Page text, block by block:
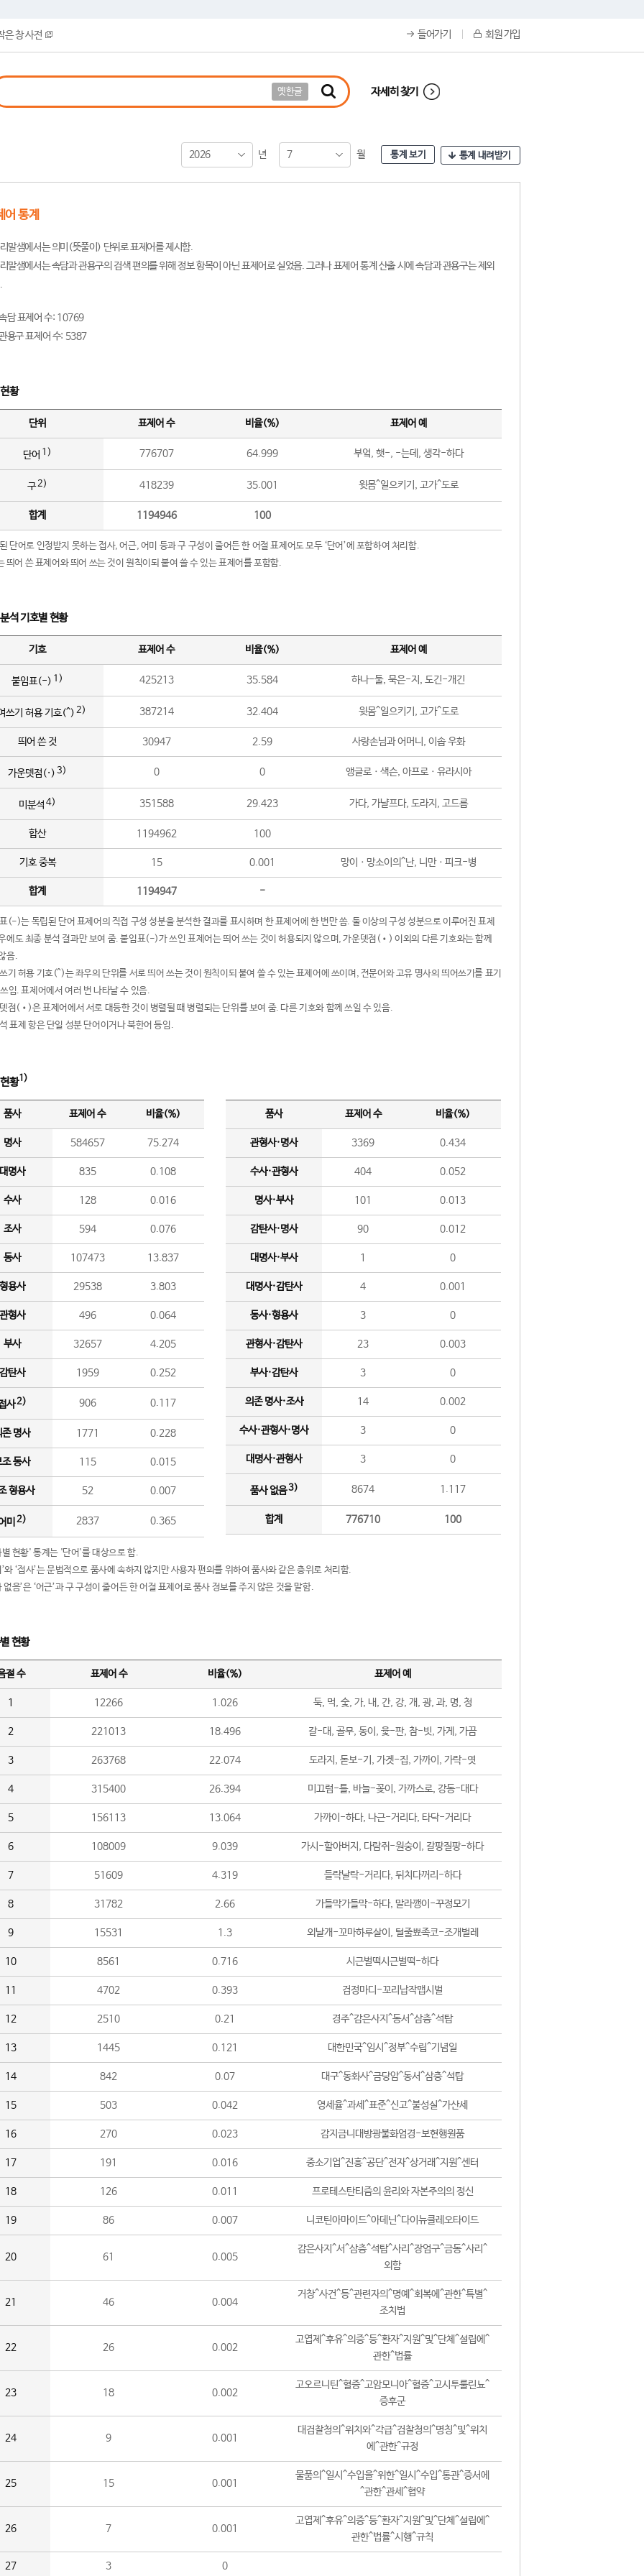
은 창 사전 들어가기 회원 가입
옛한글 자세히 찾기
2026 년 7 월 통계 보기 통계 내려받기
어 통계
말샘에서는 의미(뜻풀이) 단위로 표제어를 제시함.
말샘에서는 속담과 관용구의 검색 편의를 위해 정보 항목이 아닌 표제어로 실었음. 그러나 표제어 통계 산출 시에 속담과 관용구는 제외
담 표제어 수: 10769
용구 표제어 수: 5387
황
단위 표제어 수 비율(%) 표제어 예
단어 1) 776707 64.999 부엌, 햇-, -는데, 생각-하다
구2) 418239 35.001 윗몸^일으키기, 고가^도로
합계 1194946 100
단어로 인정받지 못하는 접사, 어근, 어미 등과 구 구성이 줄어든 한 어절 표제어도 모두 ‘단어’에 포함하여 처리함.
띄어 쓴 표제어와 띄어 쓰는 것이 원칙이되 붙여 쓸 수 있는 표제어를 포함함.
석 기호별 현황
기호 표제어 수 비율(%) 표제어 예
붙임표(-) 1) 425213 35.584 하나-둘, 묵은-지, 도긴-개긴
쓰기 허용 기호(^) 2) 387214 32.404 윗몸^일으키기, 고가^도로
띄어 쓴 것 30947 2.59 사랑손님과 어머니, 이솝 우화
가운뎃점(·) 3) 0 0 앵글로ㆍ색슨, 아프로ㆍ유라시아
미분석 4) 351588 29.423 가다, 가냘프다, 도라지, 고드름
합산 1194962 100
기호 중복 15 0.001 망이ㆍ망소이의^난, 니만ㆍ피크-병
합계 1194947 -
(-)는 독립된 단어 표제어의 직접 구성 성분을 분석한 결과를 표시하며 한 표제어에 한 번만 씀. 둘 이상의 구성 성분으로 이루어진 표제
에도 최종 분석 결과만 보여 줌. 붙임표(-)가 쓰인 표제어는 띄어 쓰는 것이 허용되지 않으며, 가운뎃점(•) 이외의 다른 기호와는 함께
음.
기 허용 기호(^)는 좌우의 단위를 서로 띄어 쓰는 것이 원칙이되 붙여 쓸 수 있는 표제어에 쓰이며, 전문어와 고유 명사의 띄어쓰기를 표기
임. 표제어에서 여러 번 나타날 수 있음.
점(•)은 표제어에서 서로 대등한 것이 병렬될 때 병렬되는 단위를 보여 줌. 다른 기호와 함께 쓰일 수 있음.
표제 항은 단일 성분 단어이거나 북한어 등임.
황1)
품사 표제어 수 비율(%)
명사 584657 75.274
명사 835 0.108
수사 128 0.016
조사 594 0.076
동사 107473 13.837
용사 29538 3.803
형사 496 0.064
부사 32657 4.205
탄사 1959 0.252
사2) 906 0.117
존 명사 1771 0.228
조 동사 115 0.015
형용사 52 0.007
미 2) 2837 0.365
품사 표제어 수 비율(%)
관형사·명사 3369 0.434
수사·관형사 404 0.052
명사·부사 101 0.013
감탄사·명사 90 0.012
대명사·부사 1 0
대명사·감탄사 4 0.001
동사·형용사 3 0
관형사·감탄사 23 0.003
부사·감탄사 3 0
의존 명사·조사 14 0.002
수사·관형사·명사 3 0
대명사·관형사 3 0
품사 없음3) 8674 1.117
합계 776710 100
현황' 통계는 '단어'를 대상으로 함.
와 ‘접사’는 문법적으로 품사에 속하지 않지만 사용자 편의를 위하여 품사와 같은 층위로 처리함.
없음’은 ‘어근’과 구 구성이 줄어든 한 어절 표제어로 품사 정보를 주지 않은 것을 말함.
현황
절 수 표제어 수 비율(%) 표제어 예
1 12266 1.026 둑, 먹, 숯, 가, 내, 간, 강, 개, 광, 과, 명, 청
2 221013 18.496 갈-대, 골무, 동이, 윷-판, 참-빗, 가게, 가끔
3 263768 22.074 도라지, 돋보-기, 가겟-집, 가까이, 가락-엿
4 315400 26.394 미끄럼-틀, 바늘-꽂이, 가까스로, 강동-대다
5 156113 13.064 가까이-하다, 나근-거리다, 타닥-거리다
6 108009 9.039 가시-할아버지, 다람쥐-원숭이, 갈팡질팡-하다
7 51609 4.319 들락날락-거리다, 뒤치다꺼리-하다
8 31782 2.66 가들막가들막-하다, 말라깽이-꾸정모기
9 15531 1.3 외날개-꼬마하루살이, 털줄뾰족코-조개벌레
10 8561 0.716 시근벌떡시근벌떡-하다
11 4702 0.393 검정마디-꼬리납작맵시벌
12 2510 0.21 경주^감은사지^동서^삼층^석탑
13 1445 0.121 대한민국^임시^정부^수립^기념일
14 842 0.07 대구^동화사^금당암^동서^삼층^석탑
15 503 0.042 영세율^과세^표준^신고^불성실^가산세
16 270 0.023 감지금니대방광불화엄경-보현행원품
17 191 0.016 중소기업^진흥^공단^전자^상거래^지원^센터
18 126 0.011 프로테스탄티즘의 윤리와 자본주의의 정신
19 86 0.007 니코틴아마이드^아데닌^다이뉴클레오타이드
20 61 0.005
감은사지^서^삼층^석탑^사리^장엄구^금동^사리^
외함
21 46 0.004
거창^사건^등^관련자의^명예^회복에^관한^특별^
조치법
22 26 0.002
고엽제^후유^의증^등^환자^지원^및^단체^설립에^
관한^법률
23 18 0.002
고오르니틴^혈증^고암모니아^혈증^고시투룰린뇨^
증후군
24 9 0.001
대검찰청의^위치와^각급^검찰청의^명칭^및^위치
에^관한^규정
25 15 0.001
물품의^일시^수입을^위한^일시^수입^통관^증서에
^관한^관세^협약
26 7 0.001
고엽제^후유^의증^등^환자^지원^및^단체^설립에^
관한^법률^시행^규칙
27 3 0